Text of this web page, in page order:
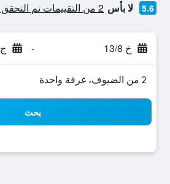
5.6 لا بأس 2 من التقييمات تم التحقق منها
خ 13/8 - ج 14/8
2 من الضيوف، غرفة واحدة
بحث